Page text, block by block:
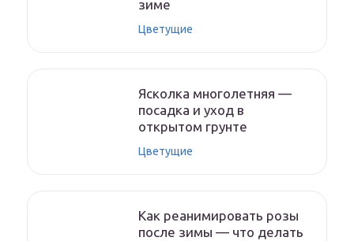
зиме
Цветущие
Ясколка многолетняя —
посадка и уход в
открытом грунте
Цветущие
Как реанимировать розы
после зимы — что делать